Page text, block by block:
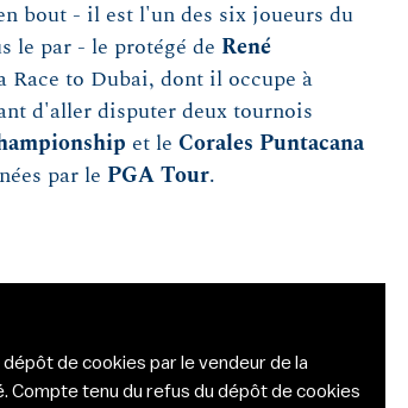
bout - il est l'un des six joueurs du
le par - le protégé de René
Race to Dubai, dont il occupe à
d'aller disputer deux tournois
et le Corales Puntacana
par le PGA Tour.
de cookies par le vendeur de la
Compte tenu du refus du dépôt de cookies